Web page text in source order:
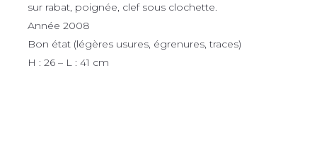
sur rabat, poignée, clef sous clochette.
Année 2008
Bon état (légères usures, égrenures, traces)
H : 26 – L : 41 cm